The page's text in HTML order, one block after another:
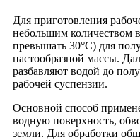
Для приготовления
небольшим количеством
превышать 30°C) для
пастообразной массы.
разбавляют водой до
рабочей суспензии.
Основной способ
водную поверхность,
земли. Для обработки